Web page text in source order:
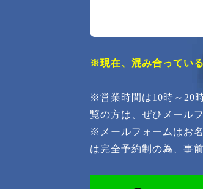
※現在、混み合ってい
※営業時間は10時～20
覧の方は、ぜひメール
※メールフォームはお
は完全予約制の為、事